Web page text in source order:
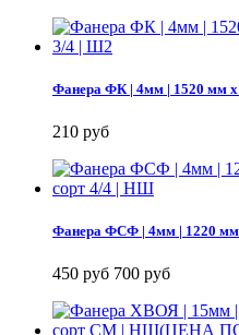
Фанера ФК | 4мм | 1520 мм х
210 руб
Фанера ФСФ | 4мм | 1220 мм
450 руб 700 руб